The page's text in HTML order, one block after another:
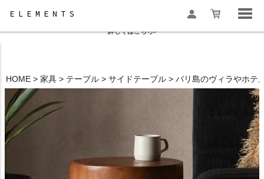
検索
夏季休業と一部地域配送遅延のお知らせ
詳しくはこちら>
HOME 家具 テーブル サイドテーブル バリ島のヴィラやホテ